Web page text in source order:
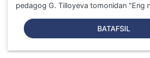
pedagog G. Tilloyeva tomonidan "Eng
BATAFSIL